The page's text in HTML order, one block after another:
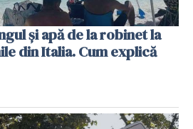
și apă de la robinet la
din Italia. Cum explică